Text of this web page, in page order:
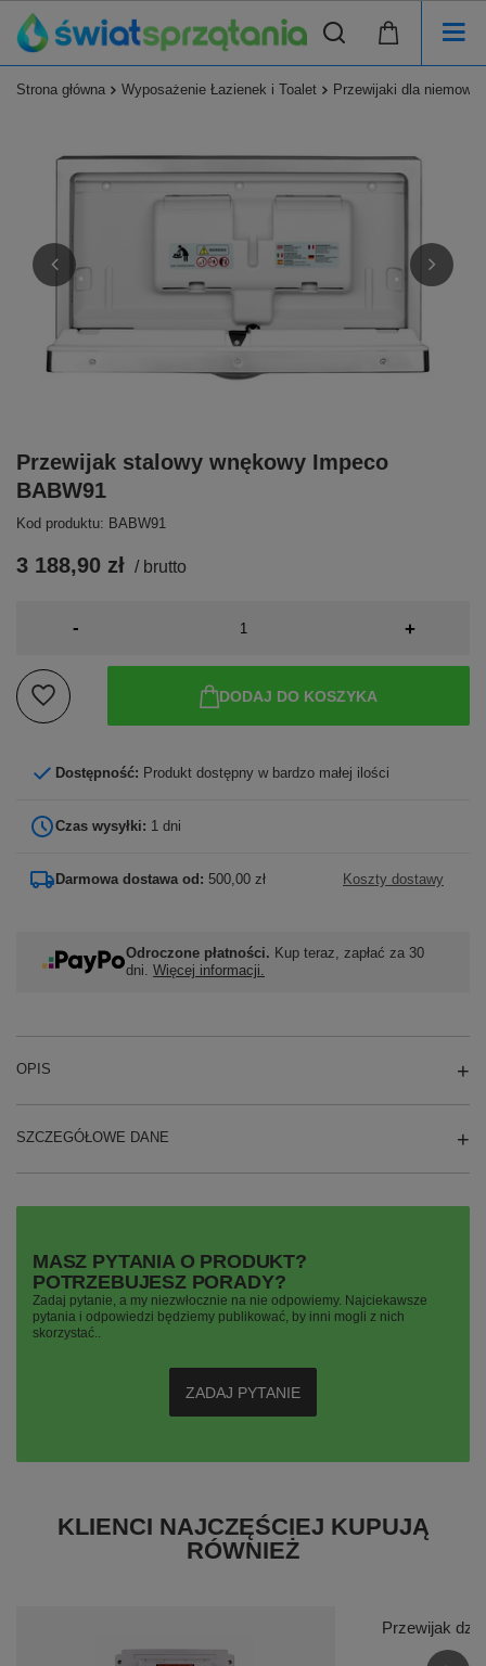
Strona główna Wyposażenie Łazienek i Toalet Przewijaki dla niemowląt
Przewijak stalowy wnękowy Impeco
BABW91
Kod produktu: BABW91
3 188,90 zł / brutto
- +
DODAJ DO KOSZYKA
Dostępność: Produkt dostępny w bardzo małej ilości
Czas wysyłki: 1 dni
Darmowa dostawa od: 500,00 zł Koszty dostawy
Odroczone płatności. Kup teraz, zapłać za 30
dni. Więcej informacji.
OPIS
SZCZEGÓŁOWE DANE
MASZ PYTANIA O PRODUKT?
POTRZEBUJESZ PORADY?
Zadaj pytanie, a my niezwłocznie na nie odpowiemy. Najciekawsze
pytania i odpowiedzi będziemy publikować, by inni mogli z nich
skorzystać..
ZADAJ PYTANIE
KLIENCI NAJCZĘŚCIEJ KUPUJĄ
RÓWNIEŻ
Przewijak